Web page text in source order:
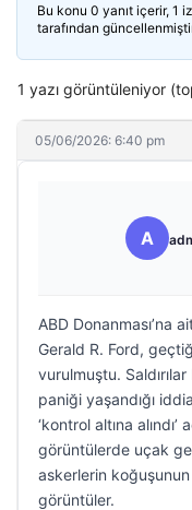
Bu konu 0 yanıt içerir, 1
tarafından
1 yazı görüntüleniyor
05/06/2026: 6:40 pm
A
ABD Donanması’na
Gerald R. Ford,
vurulmuştu.
paniği yaşandığı
‘kontrol altına
görüntülerde uçak
askerlerin
görüntüler.